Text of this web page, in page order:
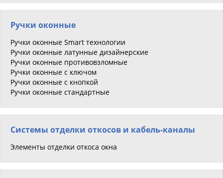
Ручки оконные
Ручки оконные Smart технологии
Ручки оконные латунные дизайнерские
Ручки оконные противовзломные
Ручки оконные с ключом
Ручки оконные с кнопкой
Ручки оконные стандартные
Системы отделки откосов и кабель-каналы
Элементы отделки откоса окна